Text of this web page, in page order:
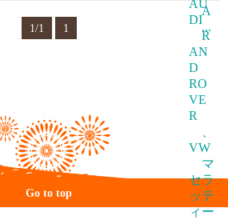
1/1 1
Go to top